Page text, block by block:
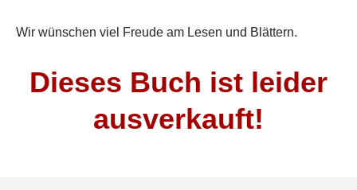
Wir wünschen viel Freude am Lesen und Blättern.
Dieses Buch ist leider
ausverkauft!